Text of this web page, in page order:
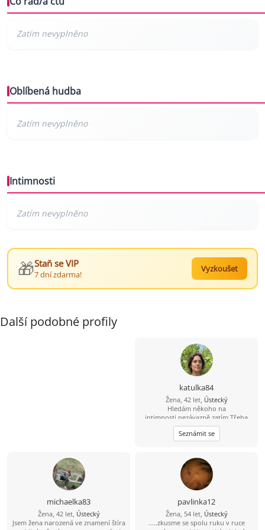
Oblíbená hudba
Intimnosti
🎁Staň se VIP
7 dní zdarma!
Vyzkoušet
Další podobné profily
katulka84
Žena, 42 let, Ústecký
Hledám někoho na
intimnosti,nezávazně zatím.Třeba
časem i něco víc.Fotku pošlu
soukromě. Ráda poznávám nová
místa a nové lidi.
Seznámit se
michaelka83
Žena, 42 let, Ústecký
Jsem žena narozená ve znamení štíra
pavlinka12
Žena, 54 let, Ústecký
.....zkusme se spolu ruku v ruce